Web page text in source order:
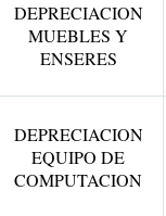
DEPRECIACION
MUEBLES Y
ENSERES
DEPRECIACION
EQUIPO DE
COMPUTACION